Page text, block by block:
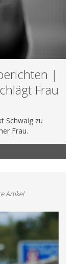
|
Frau
Schwaig zu
Frau.
Artikel